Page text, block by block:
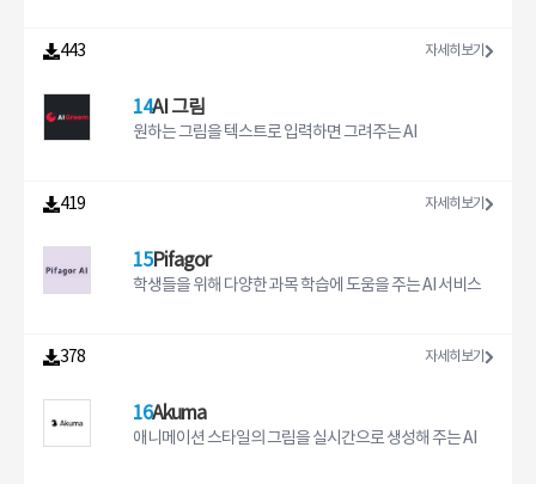
443 자세히보기
14AI 그림
원하는 그림을 텍스트로 입력하면 그려주는 AI
419 자세히보기
15Pifagor
학생들을 위해 다양한 과목 학습에 도움을 주는 AI 서비스
378 자세히보기
16Akuma
애니메이션 스타일의 그림을 실시간으로 생성해 주는 AI